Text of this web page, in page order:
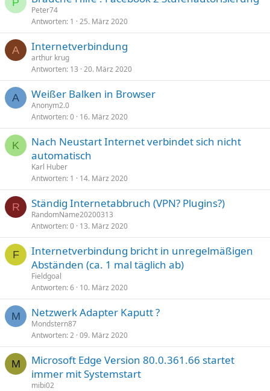
P
Peter74
Antworten 1 25. März 2020
A Internetverbindung
arthur krug
Antworten 13 20. März 2020
A Weißer Balken in Browser
Anonym2.0
Antworten 0 16. März 2020
K
Nach Neustart Internet verbindet sich nicht
automatisch
Karl Huber
Antworten 1 14. März 2020
R Ständig Internetabbruch (VPN? Plugins?)
RandomName20200313
Antworten 0 13. März 2020
F
Internetverbindung bricht in unregelmäßigen
Abständen (ca. 1 mal täglich ab)
Fieldgoal
Antworten 6 10. März 2020
M Netzwerk Adapter Kaputt ?
Mondstern87
Antworten 2 09. März 2020
M
Microsoft Edge Version 80.0.361.66 startet
immer mit Systemstart
mibi02